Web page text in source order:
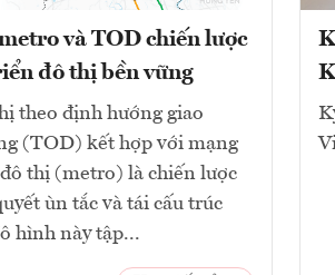
và TOD chiến lược
đô thị bền vững
theo định hướng giao
(TOD) kết hợp với mạng
thị (metro) là chiến lược
ùn tắc và tái cấu trúc
hình này tập...